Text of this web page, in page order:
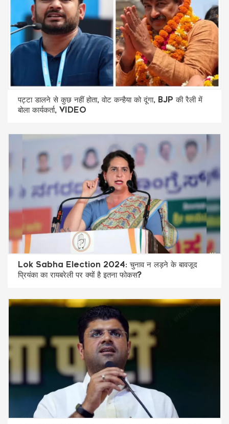
पट्टा डालने से कुछ नहीं होता, वोट कन्हैया को दूंगा, BJP की रैली में
बोला कार्यकर्ता, VIDEO
Lok Sabha Election 2024: चुनाव न लड़ने के बावजूद
प्रियंका का रायबरेली पर क्यों है इतना फोकस?